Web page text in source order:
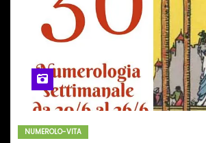
NUMEROLO-VITA